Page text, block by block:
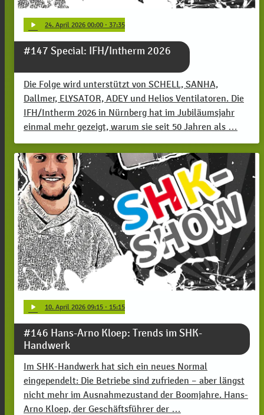
play_arrow 24. April 2026 00:00 · 37:35
#147 Special: IFH/Intherm 2026
Die Folge wird unterstützt von SCHELL, SANHA,
Dallmer, ELYSATOR, ADEY und Helios Ventilatoren. Die
IFH/Intherm 2026 in Nürnberg hat im Jubiläumsjahr
einmal mehr gezeigt, warum sie seit 50 Jahren als …
play_arrow 10. April 2026 09:15 · 15:15
#146 Hans-Arno Kloep: Trends im SHK-
Handwerk
Im SHK-Handwerk hat sich ein neues Normal
eingependelt: Die Betriebe sind zufrieden – aber längst
nicht mehr im Ausnahmezustand der Boomjahre. Hans-
Arno Kloep, der Geschäftsführer der …